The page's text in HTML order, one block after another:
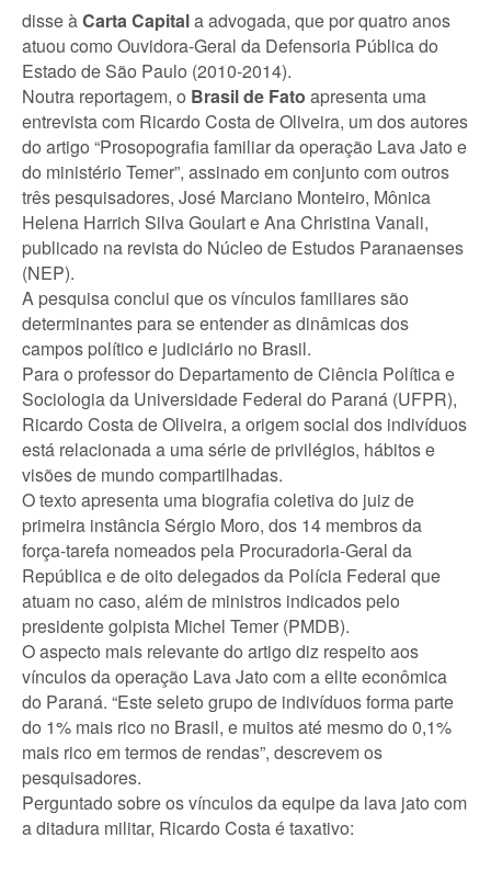
disse àCarta Capitala advogada, que por quatro anos
atuou como Ouvidora-Geral da Defensoria Pública do
Estado de São Paulo (2010-2014).
Noutra reportagem, o Brasil de Fato apresenta uma
entrevista com Ricardo Costa de Oliveira, um dos autores
do artigo “Prosopografia familiar da operação Lava Jato e
do ministério Temer”, assinado em conjunto com outros
três pesquisadores, José Marciano Monteiro, Mônica
Helena Harrich Silva Goulart e Ana Christina Vanali,
publicado na revista do Núcleo de Estudos Paranaenses
(NEP).
A pesquisa conclui que os vínculos familiares são
determinantes para se entender as dinâmicas dos
campos político e judiciário no Brasil.
Para o professor do Departamento de Ciência Política e
Sociologia da Universidade Federal do Paraná (UFPR),
Ricardo Costa de Oliveira, a origem social dos indivíduos
está relacionada a uma série de privilégios, hábitos e
visões de mundo compartilhadas.
O texto apresenta uma biografia coletiva do juiz de
primeira instância Sérgio Moro, dos 14 membros da
força-tarefa nomeados pela Procuradoria-Geral da
República e de oito delegados da Polícia Federal que
atuam no caso, além de ministros indicados pelo
presidente golpista Michel Temer (PMDB).
O aspecto mais relevante do artigo diz respeito aos
vínculos da operação Lava Jato com a elite econômica
do Paraná. “Este seleto grupo de indivíduos forma parte
do 1% mais rico no Brasil, e muitos até mesmo do 0,1%
mais rico em termos de rendas”, descrevem os
pesquisadores.
Perguntado sobre os vínculos da equipe da lava jato com
a ditadura militar, Ricardo Costa é taxativo: